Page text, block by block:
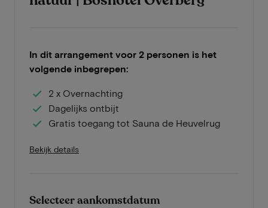
In dit arrangement voor 2 personen is het
volgende inbegrepen:
2 x Overnachting
Dagelijks ontbijt
Gratis toegang tot Sauna de Heuvelrug
Bekijk details
Selecteer aankomstdatum